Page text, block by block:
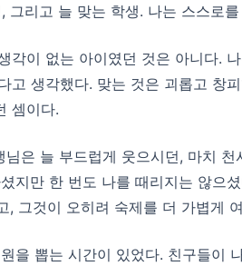
그리고 늘 맞는 학생. 나는 스스로
각이 없는 아이였던 것은 아니다.
고 생각했다. 맞는 것은 괴롭고 창
셈이다.
은 늘 부드럽게 웃으시던, 마치
지만 한 번도 나를 때리지는 않으
, 그것이 오히려 숙제를 더 가볍게
을 뽑는 시간이 있었다. 친구들이